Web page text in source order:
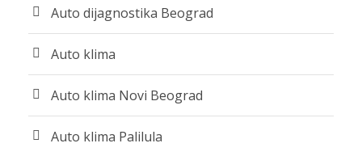
Auto dijagnostika Beograd
Auto klima
Auto klima Novi Beograd
Auto klima Palilula